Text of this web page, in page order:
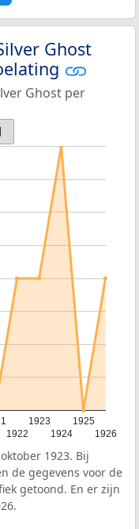
Ghost
Ghost per
1922
1923
1924
1925
1926
1923. Bij
de gegevens voor de
getoond. En er zijn